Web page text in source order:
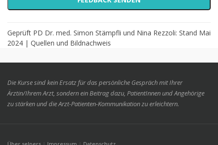
Geprüft PD Dr. med. Simon Stämpfli und Nina Rezzoli: Stand Mai
2024 | Quellen und Bildnachweis
Die Kurse sind kein Ersatz für das persönliche Gespräch mit Ihrer
Ärztin/Ihrem Arzt, sondern ein Beitrag dazu, PatientInnen und Angehörige
zu stärken und die Arzt-Patienten-Kommunikation zu erleichtern.